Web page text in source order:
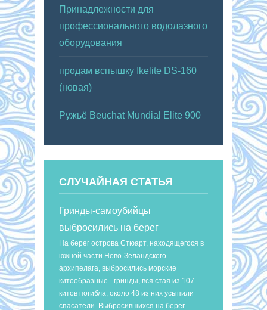
Принадлежности для
профессионального водолазного
оборудования
продам вспышку Ikelite DS-160
(новая)
Ружьё Beuchat Mundial Elite 900
СЛУЧАЙНАЯ СТАТЬЯ
Гринды-самоубийцы
выбросились на берег
На берег острова Стюарт, находящегося в
южной части Ново-Зеландского
архипелага, выбросились морские
китообразные - гринды, вся стая из 107
китов погибла, около 48 из них усыпили
спасатели. Выбросившихся на берег